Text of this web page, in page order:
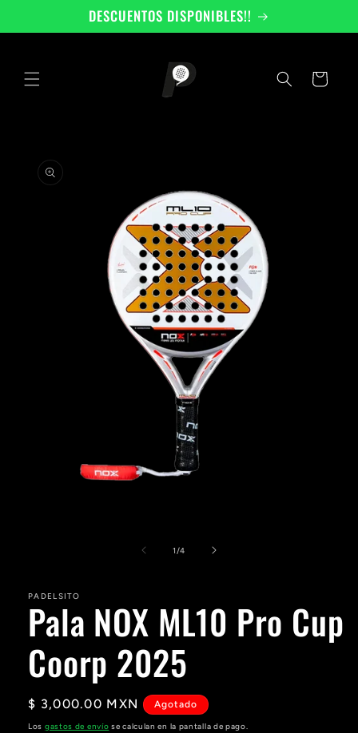
al contenido
DESCUENTOS DISPONIBLES!!
Carrito
información
ventana
modal
1/de
4
PADELSITO
Pala NOX ML10 Pro Cup
Coorp 2025
Precio
habitual
$ 3,000.00 MXN Agotado
Los gastos de envío se calculan en la pantalla de pago.